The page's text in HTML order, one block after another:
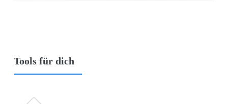
Tools für dich